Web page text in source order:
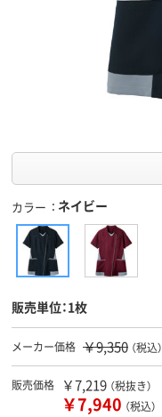
カラー ネイビー
販売単位：1枚
メーカー価格 ￥9,350 （税込）
販売価格 ￥7,219 （税抜き）
￥7,940 （税込）